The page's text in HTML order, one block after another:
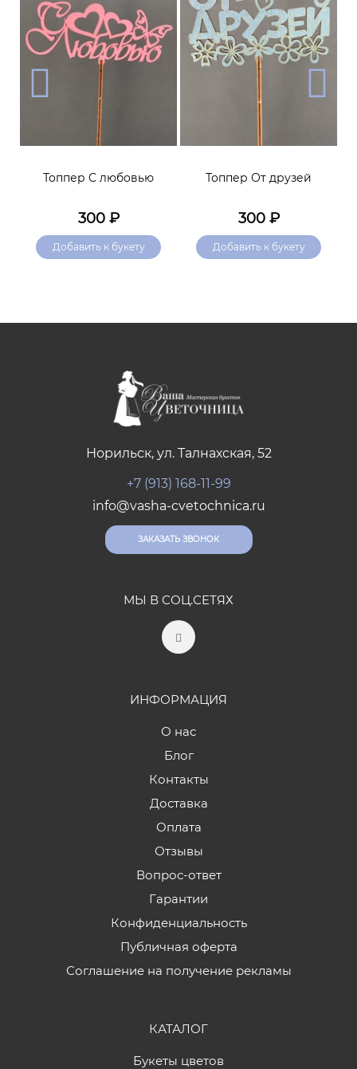
Топпер С любовью
300₽
Добавить к букету
Топпер От друзей
300₽
Добавить к букету
Норильск, ул. Талнахская, 52
+7 (913) 168-11-99
info@vasha-cvetochnica.ru
ЗАКАЗАТЬ ЗВОНОК
МЫ В СОЦ.СЕТЯХ
ИНФОРМАЦИЯ
О нас
Блог
Контакты
Доставка
Оплата
Отзывы
Вопрос-ответ
Гарантии
Конфиденциальность
Публичная оферта
Соглашение на получение рекламы
КАТАЛОГ
Букеты цветов